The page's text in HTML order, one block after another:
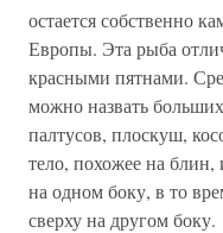
остается собственно
Европы. Эта рыба
красными пятнами.
можно назвать
палтусов, плоскуш,
тело, похожее на блин,
на одном боку, в то
сверху на другом боку.